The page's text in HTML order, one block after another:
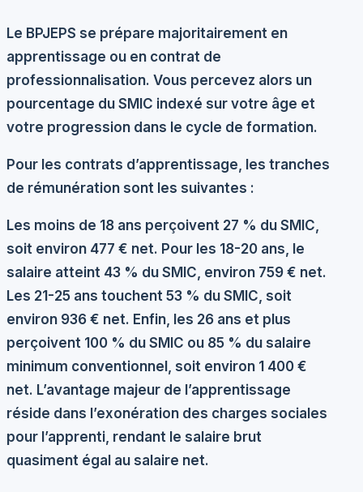
Le BPJEPS se prépare majoritairement en
apprentissage ou en contrat de
professionnalisation. Vous percevez alors un
pourcentage du SMIC indexé sur votre âge et
votre progression dans le cycle de formation.
Pour les contrats d’apprentissage, les tranches
de rémunération sont les suivantes :
Les moins de 18 ans perçoivent 27 % du SMIC,
soit environ 477 € net. Pour les 18-20 ans, le
salaire atteint 43 % du SMIC, environ 759 € net.
Les 21-25 ans touchent 53 % du SMIC, soit
environ 936 € net. Enfin, les 26 ans et plus
perçoivent 100 % du SMIC ou 85 % du salaire
minimum conventionnel, soit environ 1 400 €
net. L’avantage majeur de l’apprentissage
réside dans l’exonération des charges sociales
pour l’apprenti, rendant le salaire brut
quasiment égal au salaire net.